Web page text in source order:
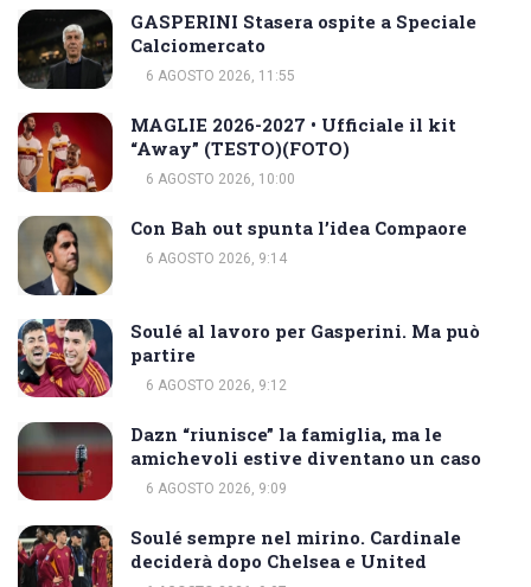
GASPERINI Stasera ospite a Speciale
Calciomercato
6 AGOSTO 2026, 11:55
MAGLIE 2026-2027 • Ufficiale il kit
“Away” (TESTO)(FOTO)
6 AGOSTO 2026, 10:00
Con Bah out spunta l’idea Compaore
6 AGOSTO 2026, 9:14
Soulé al lavoro per Gasperini. Ma può
partire
6 AGOSTO 2026, 9:12
Dazn “riunisce” la famiglia, ma le
amichevoli estive diventano un caso
6 AGOSTO 2026, 9:09
Soulé sempre nel mirino. Cardinale
deciderà dopo Chelsea e United